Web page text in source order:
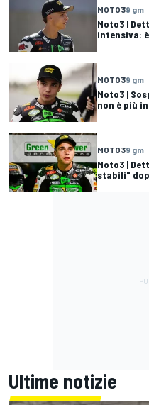
MOTO39 gm
Moto3 |
intensiva:
MOTO39 gm
Moto3 |
non è più
MOTO39 gm
Moto3 |
stabili"
Ultime notizie